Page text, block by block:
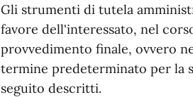
Gli strumenti di tutela
favore dell'interessato, nel
provvedimento finale, ovvero
termine predeterminato per la
seguito descritti.